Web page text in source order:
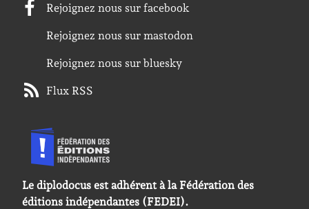
Rejoignez nous sur facebook
Rejoignez nous sur mastodon
Rejoignez nous sur bluesky
Flux RSS
Le diplodocus est adhérent à la Fédération des
éditions indépendantes (FEDEI).